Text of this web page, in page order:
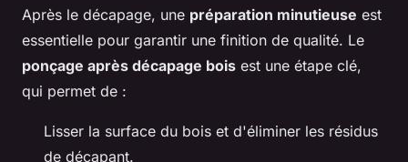
Après le décapage, une préparation minutieuse est
essentielle pour garantir une finition de qualité. Le
ponçage après décapage bois est une étape clé,
qui permet de :
Lisser la surface du bois et d'éliminer les résidus
de décapant.